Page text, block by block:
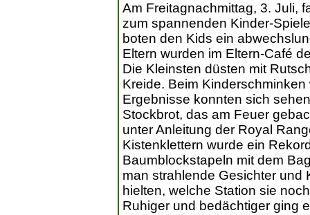
Am Freitagnachmittag, 3. Juli,
zum spannenden Kinder-
boten den Kids ein
Eltern wurden im Eltern-Café
Die Kleinsten düsten mit
Kreide. Beim
Ergebnisse konnten sich
Stockbrot, das am Feuer
unter Anleitung der Royal
Kistenklettern wurde ein
Baumblockstapeln mit dem
man strahlende Gesichter und
hielten, welche Station sie
Ruhiger und bedächtiger ging